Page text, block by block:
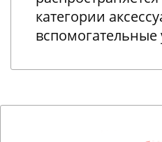
категории
вспомогательные